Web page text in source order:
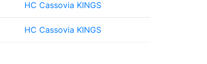
HC Cassovia KINGS
HC Cassovia KINGS